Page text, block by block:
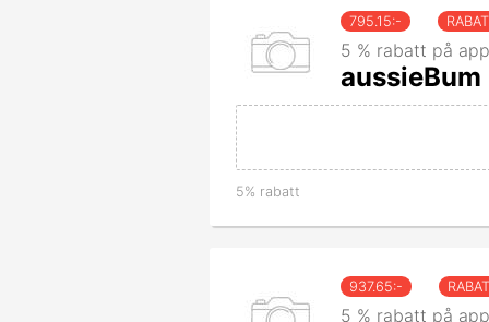
795.15:-
5 % rabatt på
5% rabatt
937.65:-
5 % rabatt på